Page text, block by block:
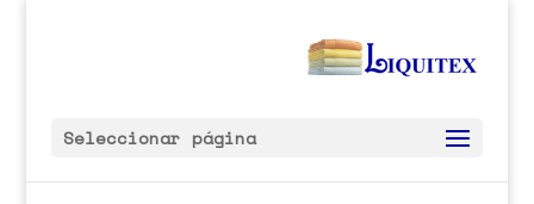
Seleccionar página